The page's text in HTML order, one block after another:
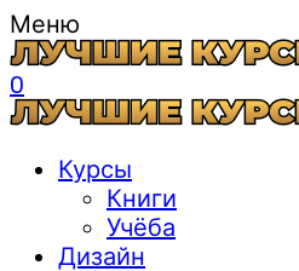
Меню
0
Курсы
Книги
Учёба
Дизайн